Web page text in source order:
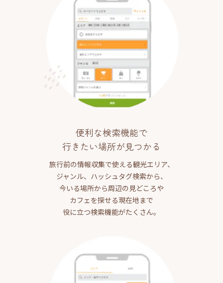
便利な検索機能で
行きたい場所が見つかる
旅行前の情報収集で使える観光エリア、
ジャンル、ハッシュタグ検索から、
今いる場所から周辺の見どころや
カフェを探せる現在地まで
役に立つ検索機能がたくさん。